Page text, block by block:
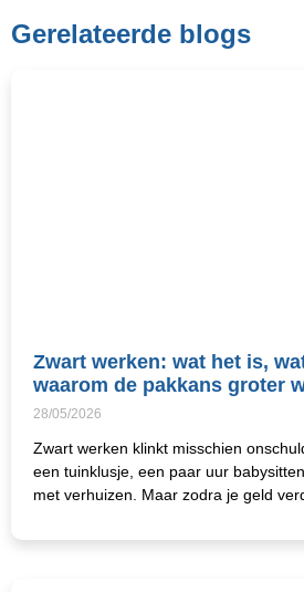
Gerelateerde blogs
Zwart werken: wat het is,
waarom de pakkans groter
28/05/2026
Zwart werken klinkt misschien
een tuinklusje, een paar uur
met verhuizen. Maar zodra je geld